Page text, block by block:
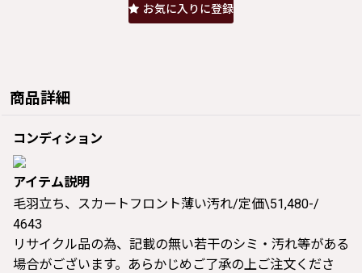
お気に入りに登録
商品詳細
コンディション
アイテム説明
毛羽立ち、スカートフロント薄い汚れ/定価\51,480-/
4643
リサイクル品の為、記載の無い若干のシミ・汚れ等がある
場合がございます。あらかじめご了承の上ご注文くださ